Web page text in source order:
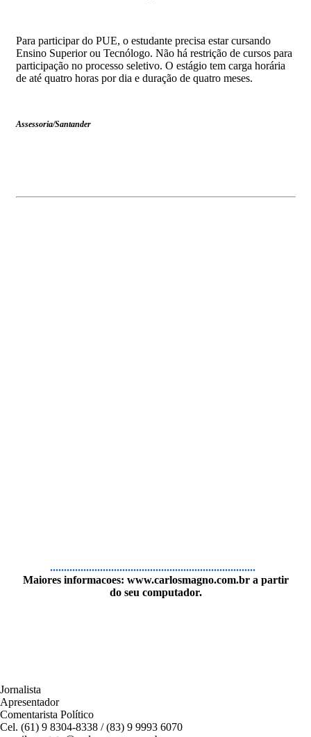
Para participar do PUE, o estudante precisa estar cursando
Ensino Superior ou Tecnólogo. Não há restrição de cursos para
participação no processo seletivo. O estágio tem carga horária
de até quatro horas por dia e duração de quatro meses.
Assessoria/Santander
..........................................................................
Maiores informacoes: www.carlosmagno.com.bra partir
do seu computador.
Jornalista
Apresentador
Comentarista Político
Cel. (61) 9 8304-8338 / (83) 9 9993 6070